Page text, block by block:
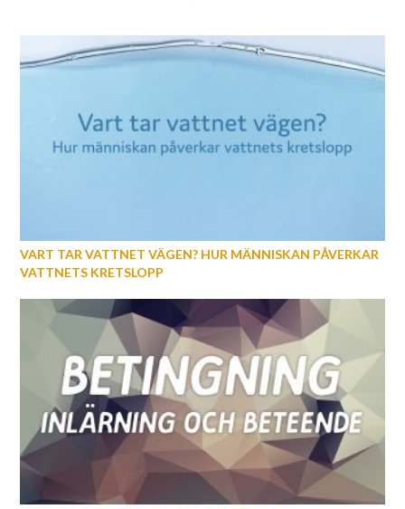
VART TAR VATTNET VÄGEN? HUR MÄNNISKAN PÅVERKAR
VATTNETS KRETSLOPP